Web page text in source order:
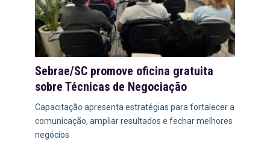
Sebrae/SC promove oficina gratuita
sobre Técnicas de Negociação
Capacitação apresenta estratégias para fortalecer a
comunicação, ampliar resultados e fechar melhores
negócios